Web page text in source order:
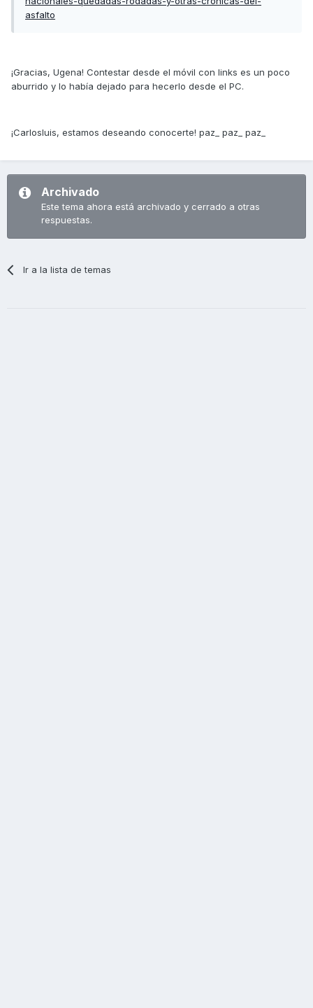
asfalto
¡Gracias, Ugena! Contestar desde el móvil con links es un poco
aburrido y lo había dejado para hecerlo desde el PC.
¡Carlosluis, estamos deseando conocerte! paz_ paz_ paz_
Archivado
Este tema ahora está archivado y cerrado a otras
respuestas.
Ir a la lista de temas